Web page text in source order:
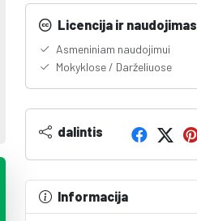
Licencija ir naudojimas
Asmeniniam naudojimui
Mokyklose / Darželiuose
dalintis
Informacija